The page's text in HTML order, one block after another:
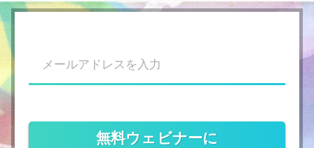
無料ウェビナーに